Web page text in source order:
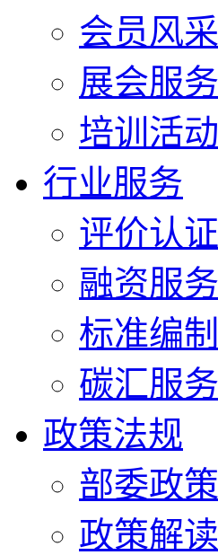
会员风采
展会服务
培训活动
行业服务
评价认证
融资服务
标准编制
碳汇服务
政策法规
部委政策
政策解读